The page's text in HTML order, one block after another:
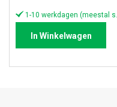
In Winkelwagen